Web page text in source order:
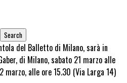
del Balletto di Milano, sarà in
di Milano, sabato 21 marzo alle
alle ore 15.30 (Via Larga 14)